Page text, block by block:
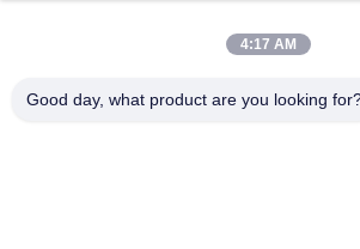
Contattaci
4:17 AM
Good day, what product are you looking